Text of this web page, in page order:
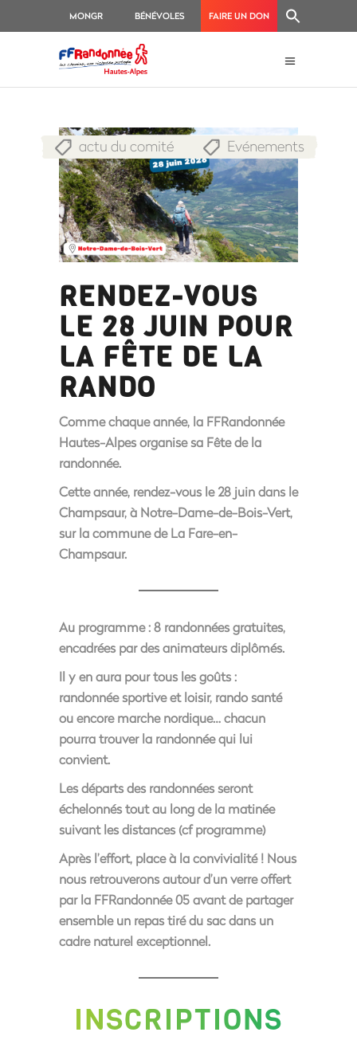
MONGR BÉNÉVOLES FAIRE UN DON
actu du comité Evénements
RENDEZ-VOUS
LE 28 JUIN POUR
LA FÊTE DE LA
RANDO
Comme chaque année, la FFRandonnée
Hautes-Alpes organise sa Fête de la
randonnée.
Cette année, rendez-vous le 28 juin dans le
Champsaur, à Notre-Dame-de-Bois-Vert,
sur la commune de La Fare-en-
Champsaur.
Au programme :8 randonnées gratuites,
encadrées par des animateurs diplômés.
Il y en aura pour tous les goûts :
randonnée sportive et loisir, rando santé
ou encore marche nordique… chacun
pourra trouver la randonnée qui lui
convient.
Les départs des randonnées seront
échelonnés tout au long de la matinée
suivant les distances (cf programme)
Après l’effort, place à la convivialité ! Nous
nous retrouverons autour d’un verre offert
par la FFRandonnée 05 avant de partager
ensemble un repas tiré du sac dans un
cadre naturel exceptionnel.
INSCRIPTIONS